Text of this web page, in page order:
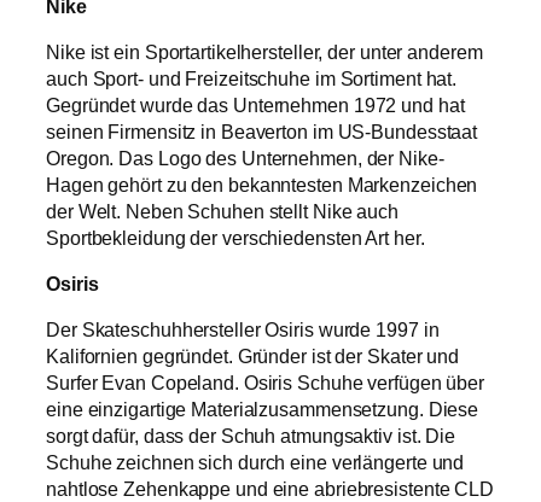
Nike
Nike ist ein Sportartikelhersteller, der unter anderem
auch Sport- und Freizeitschuhe im Sortiment hat.
Gegründet wurde das Unternehmen 1972 und hat
seinen Firmensitz in Beaverton im US-Bundesstaat
Oregon. Das Logo des Unternehmen, der Nike-
Hagen gehört zu den bekanntesten Markenzeichen
der Welt. Neben Schuhen stellt Nike auch
Sportbekleidung der verschiedensten Art her.
Osiris
Der Skateschuhhersteller Osiris wurde 1997 in
Kalifornien gegründet. Gründer ist der Skater und
Surfer Evan Copeland. Osiris Schuhe verfügen über
eine einzigartige Materialzusammensetzung. Diese
sorgt dafür, dass der Schuh atmungsaktiv ist. Die
Schuhe zeichnen sich durch eine verlängerte und
nahtlose Zehenkappe und eine abriebresistente CLD